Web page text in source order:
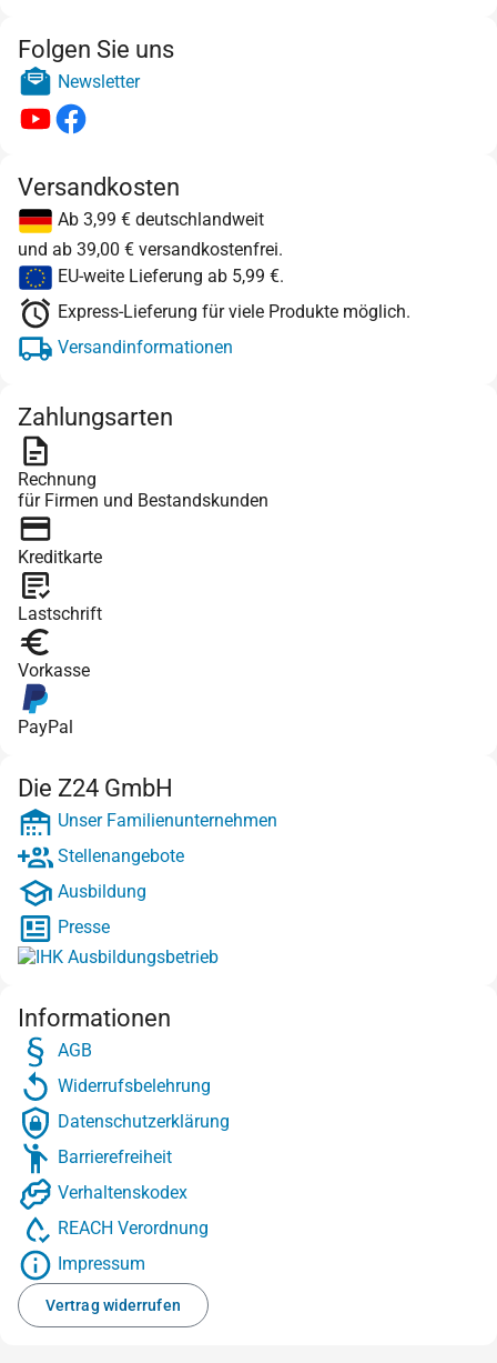
Folgen Sie uns
Newsletter
Versandkosten
Ab 3,99 € deutschlandweit
und ab 39,00 € versandkostenfrei.
EU-weite Lieferung ab 5,99 €.
Express-Lieferung für viele Produkte möglich.
Versandinformationen
Zahlungsarten
Rechnung
für Firmen und Bestandskunden
Kreditkarte
Lastschrift
Vorkasse
PayPal
Die Z24 GmbH
Unser Familienunternehmen
Stellenangebote
Ausbildung
Presse
Informationen
AGB
Widerrufsbelehrung
Datenschutzerklärung
Barrierefreiheit
Verhaltenskodex
REACH Verordnung
Impressum
Vertrag widerrufen